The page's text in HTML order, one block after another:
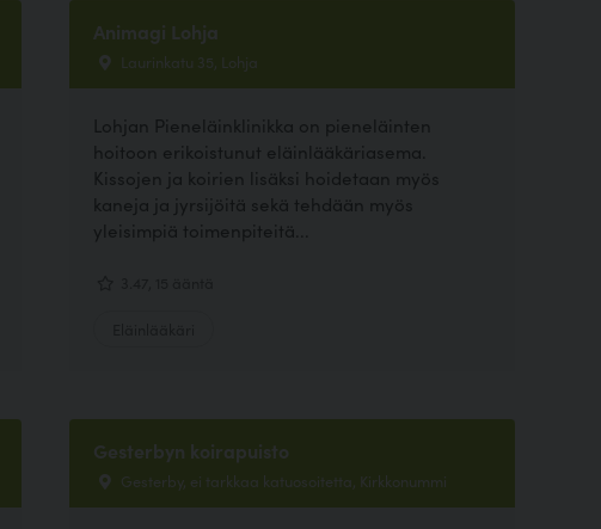
Animagi Lohja
Laurinkatu 35, Lohja
Lohjan Pieneläinklinikka on pieneläinten
hoitoon erikoistunut eläinlääkäriasema.
Kissojen ja koirien lisäksi hoidetaan myös
kaneja ja jyrsijöitä sekä tehdään myös
yleisimpiä toimenpiteitä...
Gesterbyn koirapuisto
Gesterby, ei tarkkaa katuosoitetta, Kirkkonummi